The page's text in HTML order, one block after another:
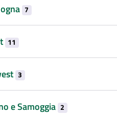
7
11
3
e Samoggia 2